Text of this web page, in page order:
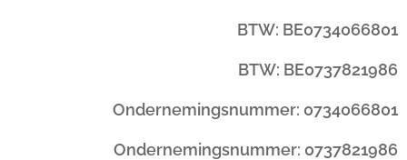
BTW: BE0734066801
BTW: BE0737821986
Ondernemingsnummer: 0734066801
Ondernemingsnummer: 0737821986